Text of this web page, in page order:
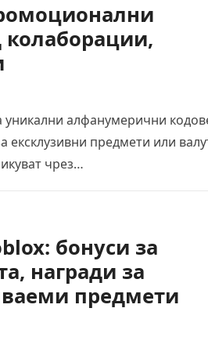
колаборации,
алфанумерични
ексклузивни предмети или
чрез…
бонуси за
награди за
предмети